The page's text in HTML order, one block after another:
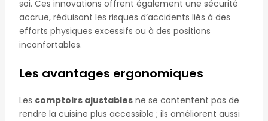
soi. Ces innovations offrent également une sécurité
accrue, réduisant les risques d’accidents liés à des
efforts physiques excessifs ou à des positions
inconfortables.
Les avantages ergonomiques
Les comptoirs ajustablesne se contentent pas de
rendre la cuisine plus accessible ; ils améliorent aussi